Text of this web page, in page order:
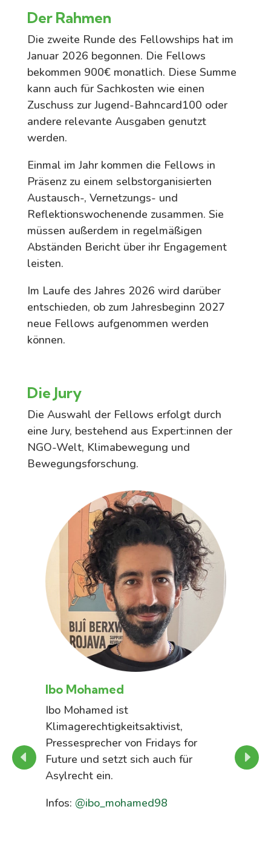
Der Rahmen
Die zweite Runde des Fellowships hat im
Januar 2026 begonnen. Die Fellows
bekommen 900€ monatlich. Diese Summe
kann auch für Sachkosten wie einen
Zuschuss zur Jugend-Bahncard100 oder
andere relevante Ausgaben genutzt
werden.
Einmal im Jahr kommen die Fellows in
Präsenz zu einem selbstorganisierten
Austausch-, Vernetzungs- und
Reflektionswochenende zusammen. Sie
müssen außerdem in regelmäßigen
Abständen Bericht über ihr Engagement
leisten.
Im Laufe des Jahres 2026 wird darüber
entschieden, ob zum Jahresbeginn 2027
neue Fellows aufgenommen werden
können.
Die Jury
Die Auswahl der Fellows erfolgt durch
eine Jury, bestehend aus Expert:innen der
NGO-Welt, Klimabewegung und
Bewegungsforschung.
Ibo Mohamed
Ibo Mohamed ist
Klimagerechtigkeitsaktivist,
Pressesprecher von Fridays for
Future und setzt sich auch für
Asylrecht ein.
Infos: @ibo_mohamed98